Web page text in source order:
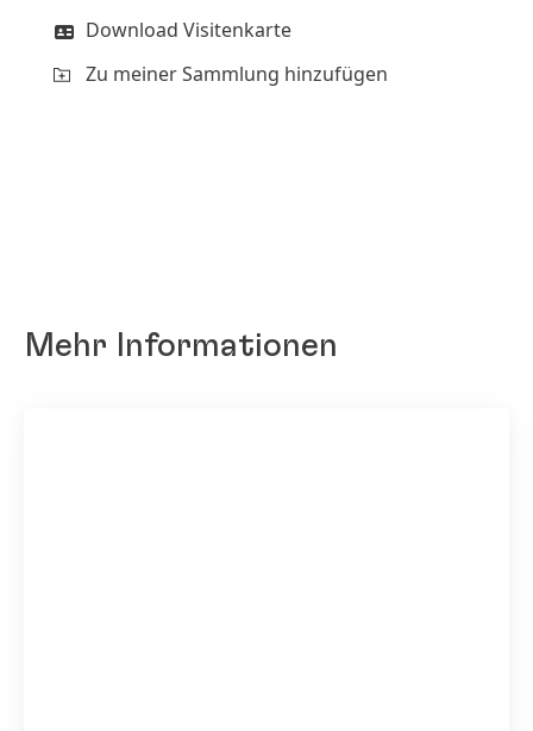
Download Visitenkarte
Zu meiner Sammlung hinzufügen
Mehr Informationen